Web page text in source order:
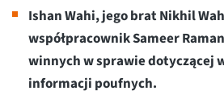
Ishan Wahi, jego brat Nikhil
współpracownik Sameer
winnych w sprawie dotyczącej
informacji poufnych.